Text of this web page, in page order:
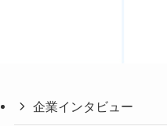
企業インタビュー